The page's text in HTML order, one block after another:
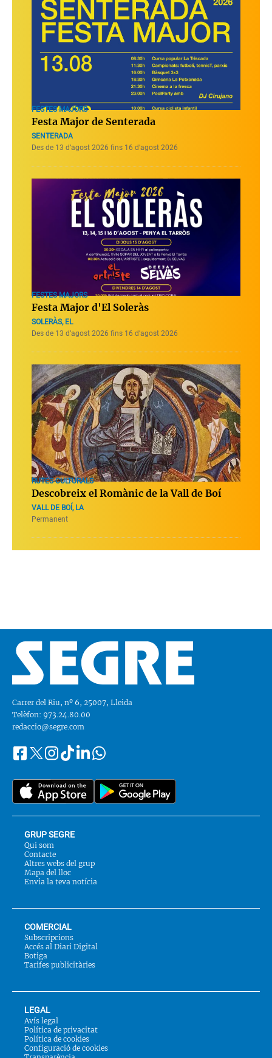
FESTES MAJORS
Festa Major de Senterada
SENTERADA
Des de 13 d’agost 2026 fins 16 d’agost 2026
FESTES MAJORS
Festa Major d'El Soleràs
SOLERÀS, EL
Des de 13 d’agost 2026 fins 16 d’agost 2026
RUTES CULTURALS
Descobreix el Romànic de la Vall de Boí
VALL DE BOÍ, LA
Permanent
Carrer del Riu, nº 6, 25007, Lleida
Telèfon: 973.24.80.00
redaccio@segre.com
Segueix-
a::
FacebookInstagram
TiktokLinkedinWhatsapp
GRUP SEGRE
Qui som
Contacte
Altres webs del grup
Mapa del lloc
Envia la teva notícia
COMERCIAL
Subscripcions
Accés al Diari Digital
Botiga
Tarifes publicitàries
LEGAL
Avís legal
Política de privacitat
Política de cookies
Configuració de cookies